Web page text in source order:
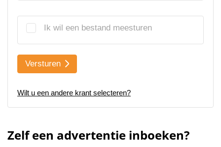
Ik wil een bestand meesturen
Versturen
Wilt u een andere krant selecteren?
Zelf een advertentie inboeken?